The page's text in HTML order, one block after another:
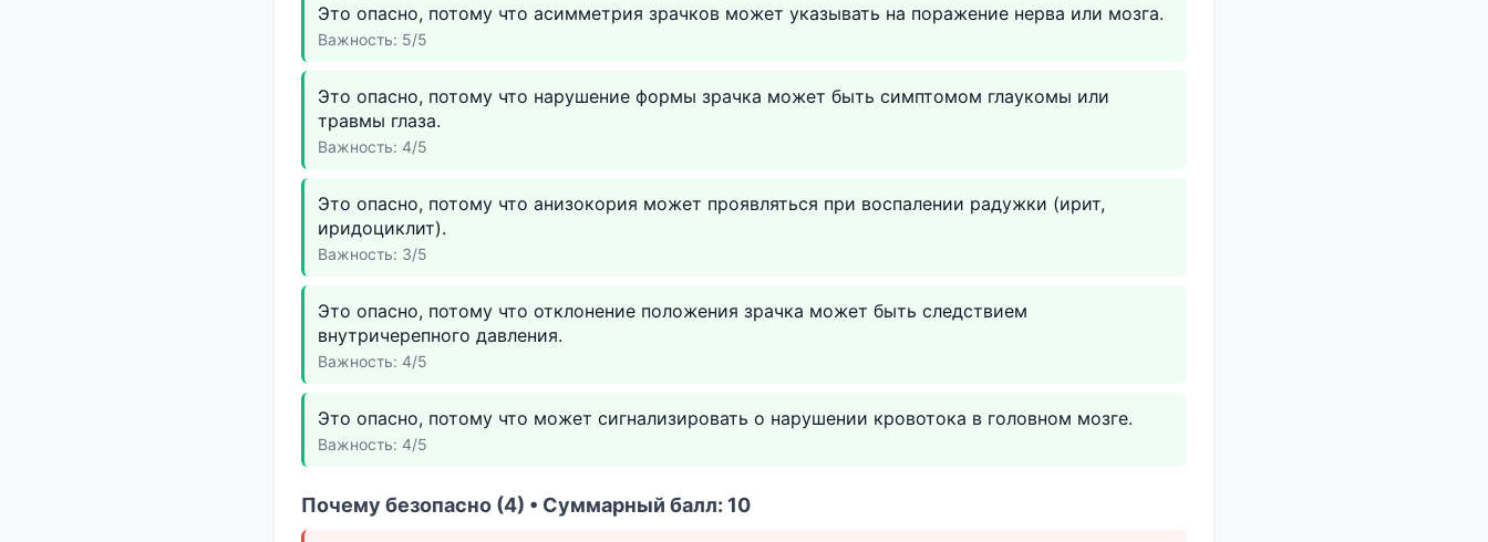
Это опасно, потому что асимметрия зрачков может указывать на поражение нерва или мозга.
Важность: 5/5
Это опасно, потому что нарушение формы зрачка может быть симптомом глаукомы или
травмы глаза.
Важность: 4/5
Это опасно, потому что анизокория может проявляться при воспалении радужки (ирит,
иридоциклит).
Важность: 3/5
Это опасно, потому что отклонение положения зрачка может быть следствием
внутричерепного давления.
Важность: 4/5
Это опасно, потому что может сигнализировать о нарушении кровотока в головном мозге.
Важность: 4/5
Почему безопасно (4) • Суммарный балл: 10